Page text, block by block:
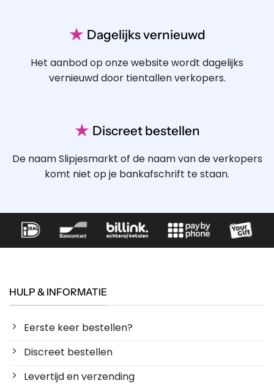
★ Dagelijks vernieuwd
Het aanbod op onze website wordt dagelijks
vernieuwd door tientallen verkopers.
★ Discreet bestellen
De naam Slipjesmarkt of de naam van de verkopers
komt niet op je bankafschrift te staan.
HULP & INFORMATIE
Eerste keer bestellen?
Discreet bestellen
Levertijd en verzending